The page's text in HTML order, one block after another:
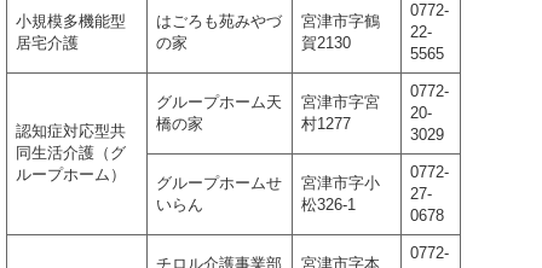
小規模多機能型
居宅介護
はごろも苑みやづ
の家
宮津市字鶴
賀2130
0772-
22-
5565
認知症対応型共
同生活介護（グ
ループホーム）
グループホーム天
橋の家
宮津市字宮
村1277
0772-
20-
3029
グループホームせ
いらん
宮津市字小
松326-1
0772-
27-
0678
チロル介護事業部 宮津市字本
0772-